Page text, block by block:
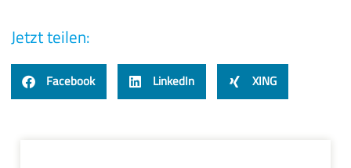
Jetzt teilen:
Facebook LinkedIn XING